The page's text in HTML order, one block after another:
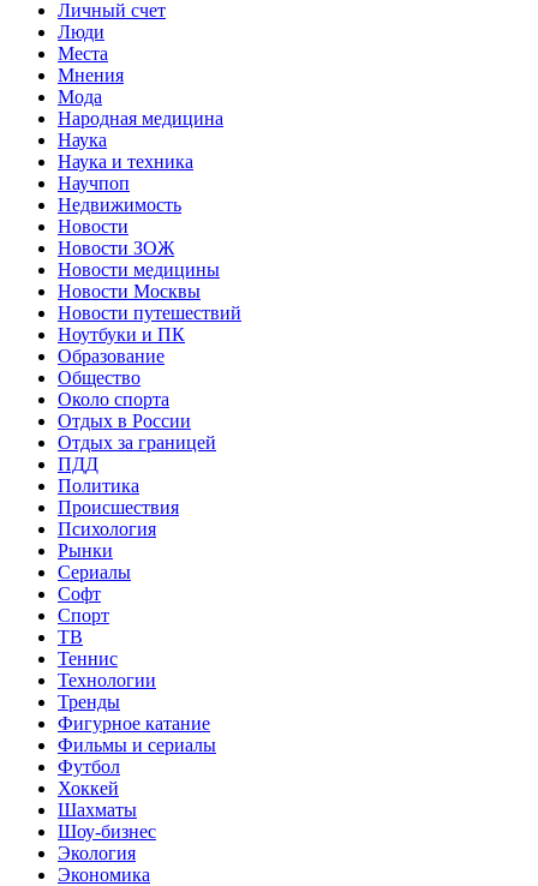
Личный счет
Люди
Места
Мнения
Мода
Народная медицина
Наука
Наука и техника
Научпоп
Недвижимость
Новости
Новости ЗОЖ
Новости медицины
Новости Москвы
Новости путешествий
Ноутбуки и ПК
Образование
Общество
Около спорта
Отдых в России
Отдых за границей
ПДД
Политика
Происшествия
Психология
Рынки
Сериалы
Софт
Спорт
ТВ
Теннис
Технологии
Тренды
Фигурное катание
Фильмы и сериалы
Футбол
Хоккей
Шахматы
Шоу-бизнес
Экология
Экономика